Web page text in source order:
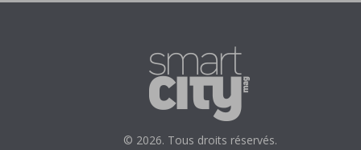
© 2026. Tous droits réservés.